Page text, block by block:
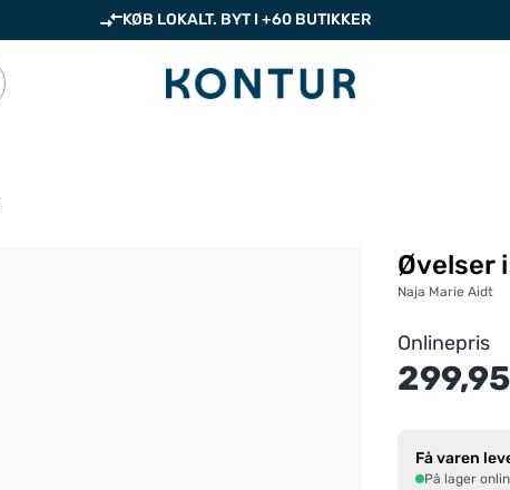
KØB LOKALT. BYT I +60 BUTIKKER
Øvelser
Naja Marie Aidt
Onlinepris
Få varen
På lager